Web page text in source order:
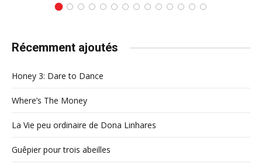
Récemment ajoutés
Honey 3: Dare to Dance
Where’s The Money
La Vie peu ordinaire de Dona Linhares
Guêpier pour trois abeilles